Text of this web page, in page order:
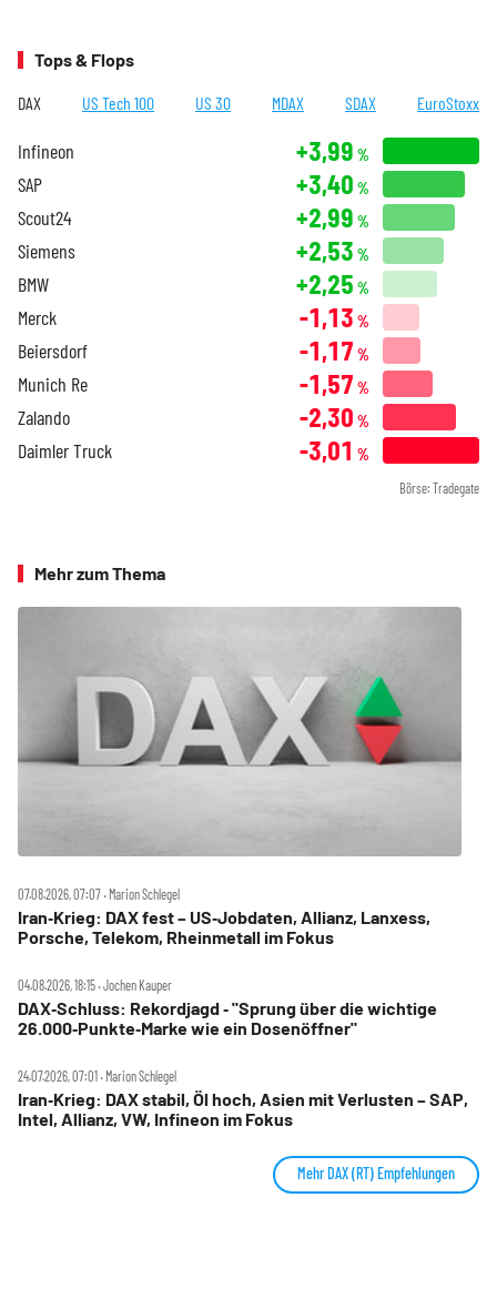
Tops & Flops
DAX US Tech 100 US 30 MDAX SDAX EuroStoxx
Infineon +3,99 %
SAP +3,40 %
Scout24 +2,99 %
Siemens +2,53 %
BMW +2,25 %
Merck -1,13 %
Beiersdorf -1,17 %
Munich Re -1,57 %
Zalando -2,30 %
Daimler Truck -3,01 %
Börse: Tradegate
Mehr zum Thema
07.08.2026, 07:07 ‧ Marion Schlegel
Iran‑Krieg: DAX fest – US‑Jobdaten, Allianz, Lanxess,
Porsche, Telekom, Rheinmetall im Fokus
04.08.2026, 18:15 ‧ Jochen Kauper
DAX‑Schluss: Rekordjagd ‑ "Sprung über die wichtige
26.000‑Punkte‑Marke wie ein Dosenöffner"
24.07.2026, 07:01 ‧ Marion Schlegel
Iran‑Krieg: DAX stabil, Öl hoch, Asien mit Verlusten – SAP,
Intel, Allianz, VW, Infineon im Fokus
Mehr DAX (RT) Empfehlungen